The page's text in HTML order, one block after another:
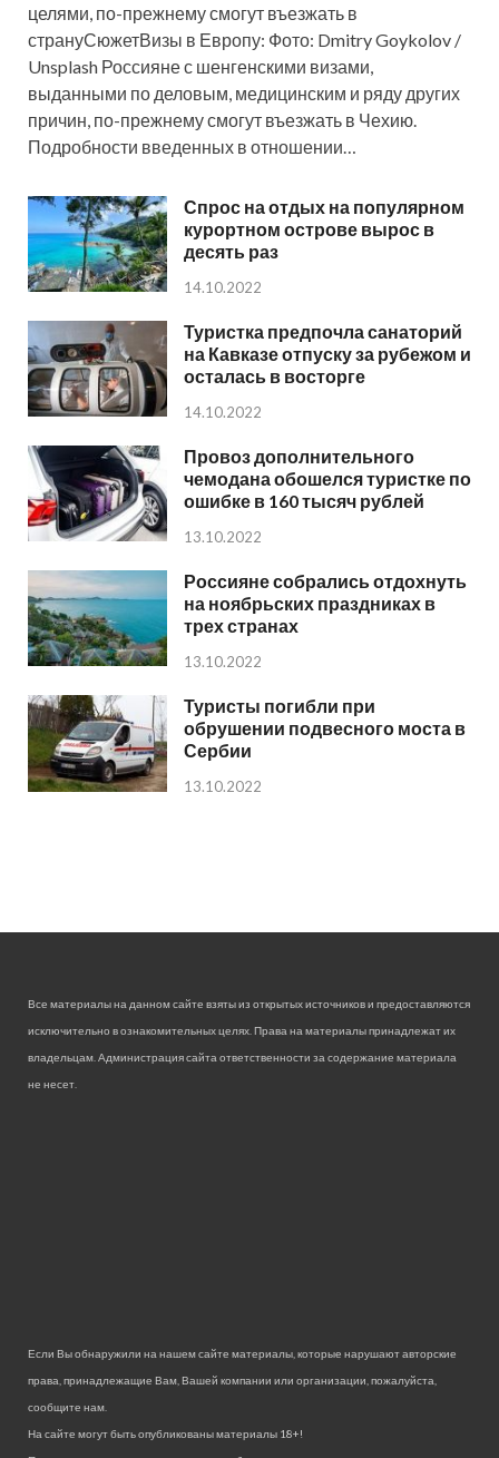
целями, по-прежнему смогут въезжать в
странуСюжетВизы в Европу: Фото: Dmitry Goykolov /
Unsplash Россияне с шенгенскими визами,
выданными по деловым, медицинским и ряду других
причин, по-прежнему смогут въезжать в Чехию.
Подробности введенных в отношении…
Спрос на отдых на популярном
курортном острове вырос в
десять раз
14.10.2022
Туристка предпочла санаторий
на Кавказе отпуску за рубежом и
осталась в восторге
14.10.2022
Провоз дополнительного
чемодана обошелся туристке по
ошибке в 160 тысяч рублей
13.10.2022
Россияне собрались отдохнуть
на ноябрьских праздниках в
трех странах
13.10.2022
Туристы погибли при
обрушении подвесного моста в
Сербии
13.10.2022
Все материалы на данном сайте взяты из открытых источников и предоставляются
исключительно в ознакомительных целях. Права на материалы принадлежат их
владельцам. Администрация сайта ответственности за содержание материала
не несет.
Если Вы обнаружили на нашем сайте материалы, которые нарушают авторские
права, принадлежащие Вам, Вашей компании или организации, пожалуйста,
сообщите нам.
На сайте могут быть опубликованы материалы 18+!